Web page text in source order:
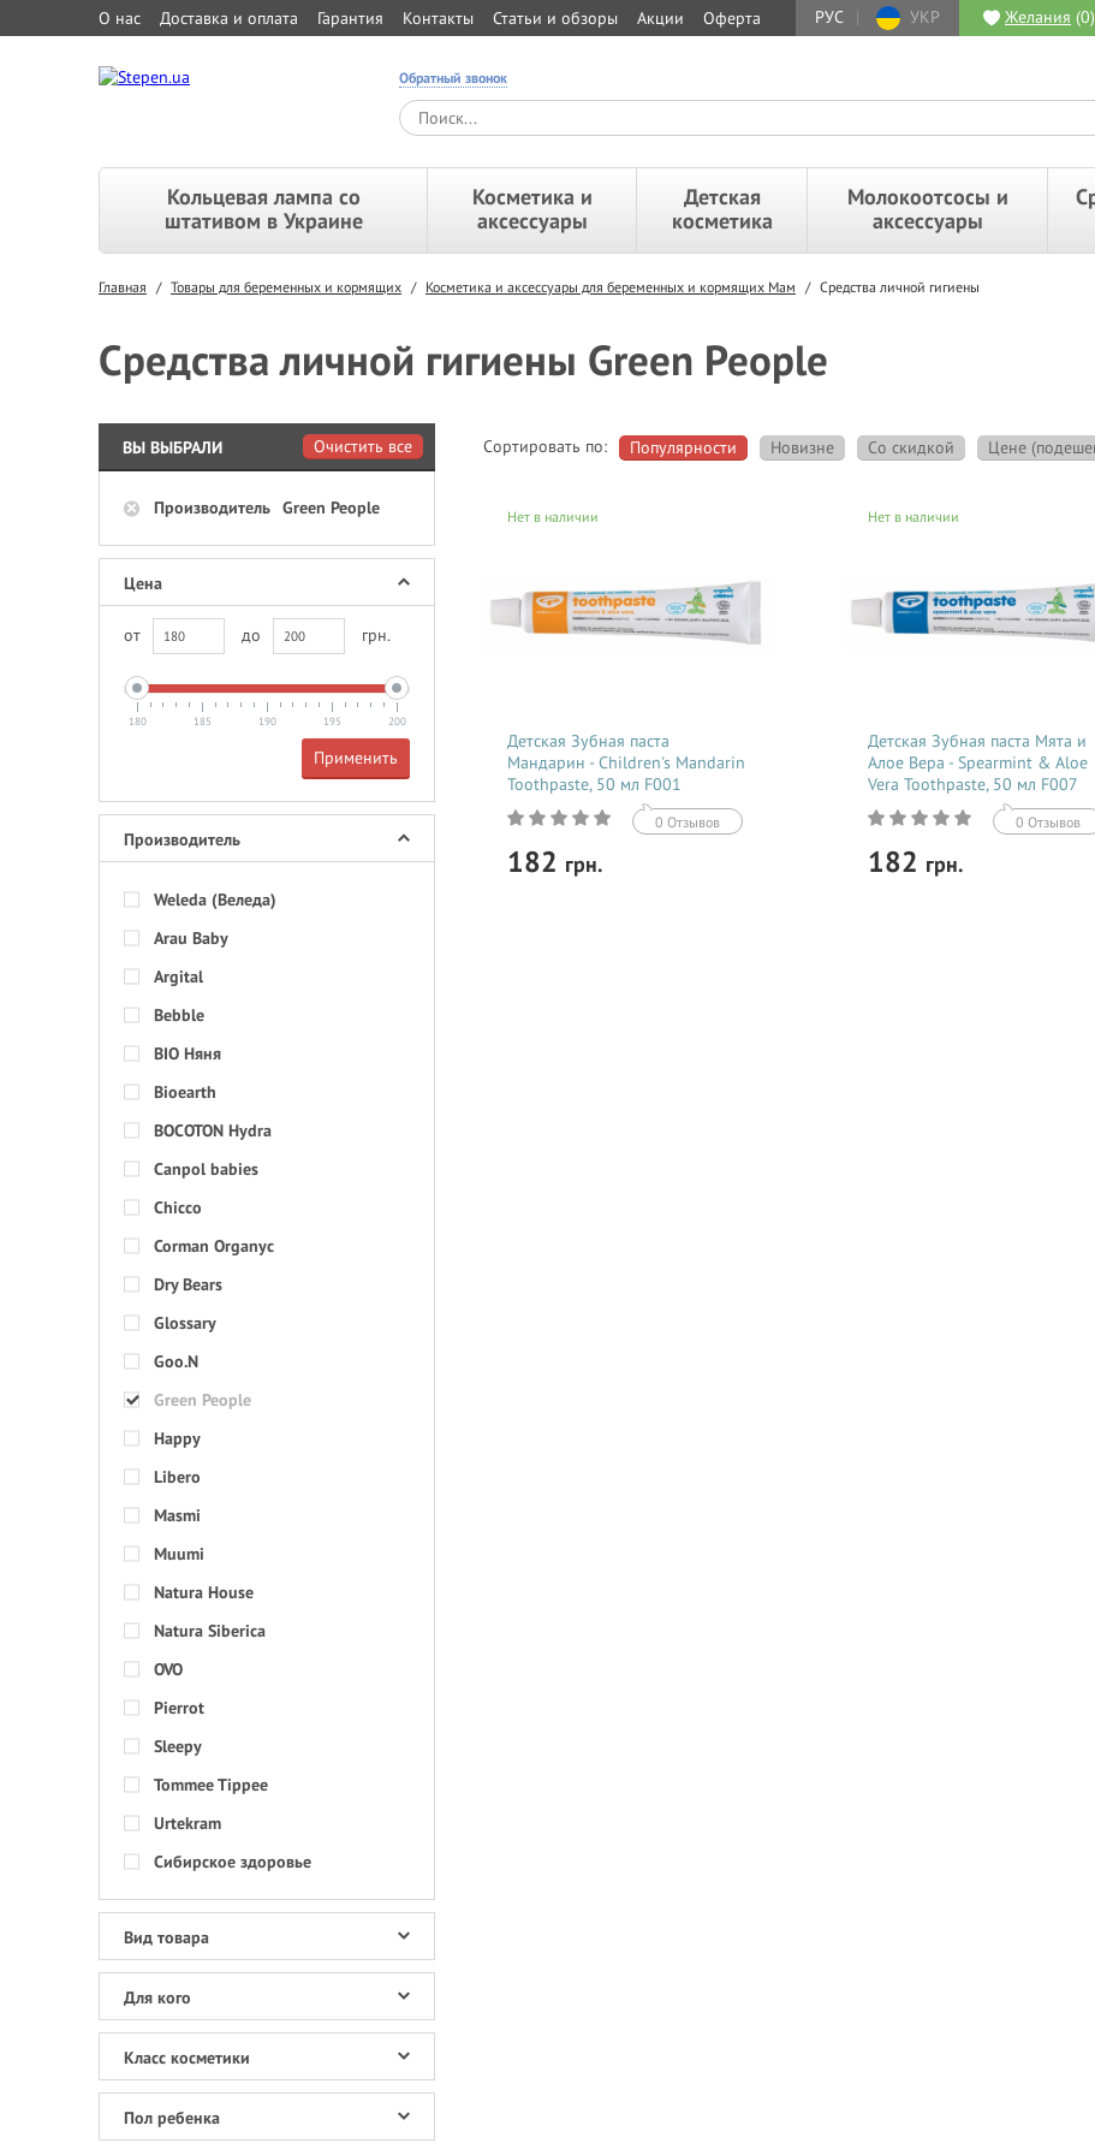
О нас Доставка и оплата Гарантия Контакты Статьи и обзоры Акции Оферта РУС | УКР Желания (0)
Обратный звонок
Кольцевая лампа со
штативом в Украине
Косметика и
аксессуары
Детская
косметика
Молокоотсосы и
аксессуары
Главная / Товары для беременных и кормящих / Косметика и аксессуары для беременных и кормящих Мам / Средства личной гигиены
Средства личной гигиены Green People
ВЫ ВЫБРАЛИ Очистить все
Производитель Green People
Цена
от до грн.
180 185 190 195 200
Применить
Производитель
Weleda (Веледа)
Arau Baby
Argital
Bebble
BIO Няня
Bioearth
BOCOTON Hydra
Canpol babies
Chicco
Corman Organyc
Dry Bears
Glossary
Goo.N
Green People
Happy
Libero
Masmi
Muumi
Natura House
Natura Siberica
OVO
Pierrot
Sleepy
Tommee Tippee
Urtekram
Сибирское здоровье
Вид товара
Для кого
Класс косметики
Пол ребенка
Сортировать по: Популярности Новизне Со скидкой Цене
Нет в наличии
Детская Зубная паста
Мандарин - Children's Mandarin
Toothpaste, 50 мл F001
0 Отзывов
182 грн.
Нет в наличии
Детская Зубная паста Мята и
Алое Вера - Spearmint & Aloe
Vera Toothpaste, 50 мл F007
0 Отзывов
182 грн.